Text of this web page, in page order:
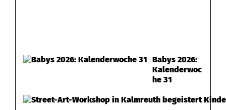
Babys 2026:
Kalenderwoc
he 31